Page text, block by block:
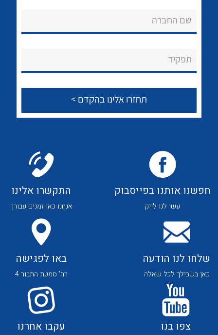
לכל מוצרי היצרן לכל מוצרי היצרן
לכל מוצרי היצרן לכל מוצרי היצרן
שם החברה
תפקיד
חפשנו אותנו בפייסבוק
עשו לנו לייק
התקשרו אלינו
אנחנו כאן זמנים עבורך
שלחו לנו הודעה
כאן בשבילך לכל שאלה
באו לפגישה
רח' סמטת התבור 4
צפו בנו עקבו אחרנו